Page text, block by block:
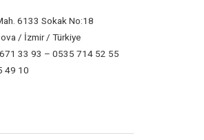
6133 Sokak No:18
/ İzmir / Türkiye
33 93 – 0535 714 52 55
49 10